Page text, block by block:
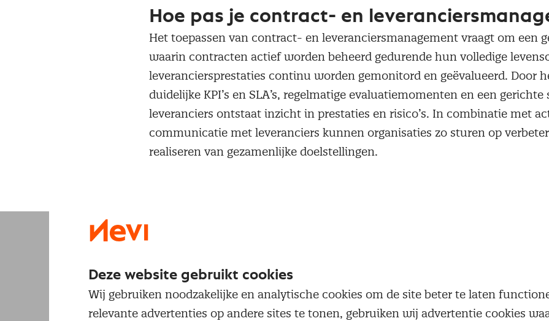
Hoe pas je contract- en
Het toepassen van contract- en leveranciersmanagement vraagt om een
waarin contracten actief worden beheerd gedurende hun volledige
leveranciersprestaties continu worden gemonitord en geëvalueerd. Door
duidelijke KPI’s en SLA’s, regelmatige evaluatiemomenten en een
leveranciers ontstaat inzicht in prestaties en risico’s. In combinatie met
communicatie met leveranciers kunnen organisaties zo sturen op
realiseren van gezamenlijke doelstellingen.
Contract- en
Versterk prestaties en samenwerking met contract- en
Deze website gebruikt cookies
Wij gebruiken noodzakelijke en analytische cookies om de site beter te laten
relevante advertenties op andere sites te tonen, gebruiken wij advertentie cookies